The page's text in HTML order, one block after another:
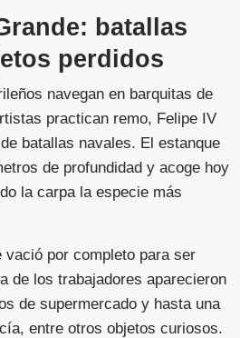
batallas
perdidos
navegan en barquitas de
practican remo, Felipe IV
batallas navales. El estanque
de profundidad y acoge hoy
la carpa la especie más
vació por completo para ser
de los trabajadores aparecieron
de supermercado y hasta una
entre otros objetos curiosos.